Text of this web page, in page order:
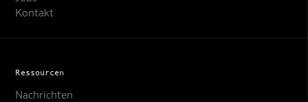
Kontakt
Ressourcen
Nachrichten